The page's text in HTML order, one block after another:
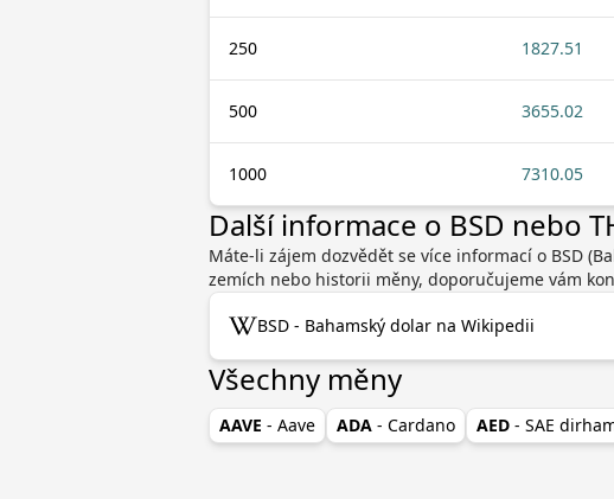
250 1827.51
500 3655.02
1000 7310.05
Další informace o BSD nebo
Máte-li zájem dozvědět se více informací o BSD
zemích nebo historii měny, doporučujeme vám
BSD - Bahamský dolar na Wikipedii
Všechny měny
AAVE - Aave ADA - Cardano AED - SAE